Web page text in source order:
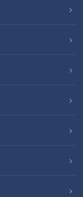
特化したバラエ